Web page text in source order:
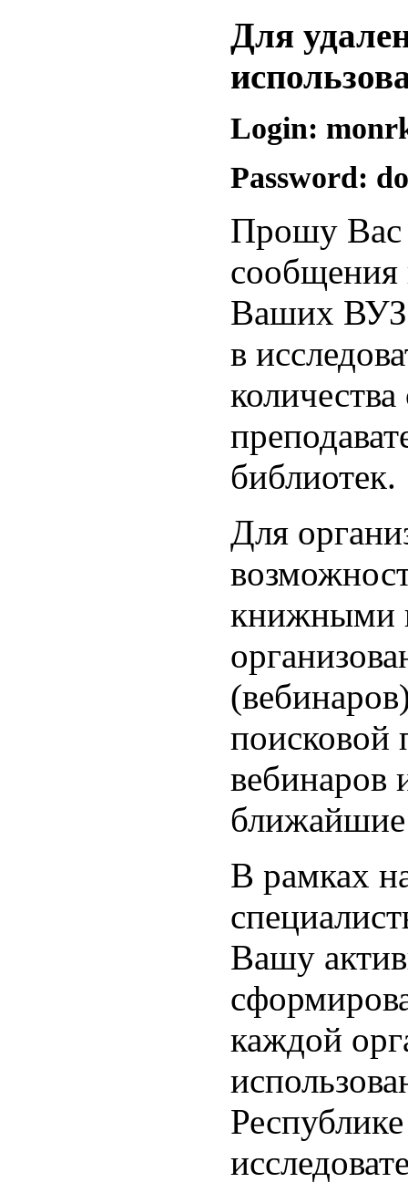
Для
Login:
Password:
Прошу Вас
сообщения
Ваших
в
библиотек.
Для
книжными
поисковой
вебинаров
В рамках
Вашу
каждой